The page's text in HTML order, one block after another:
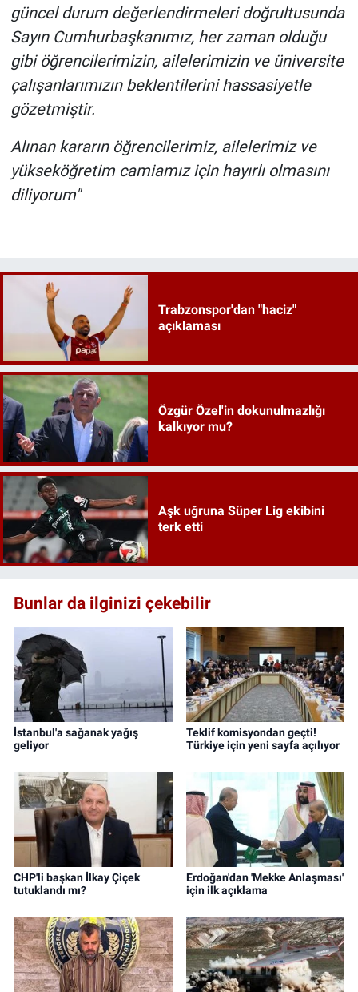
güncel durum değerlendirmeleri doğrultusunda
Sayın Cumhurbaşkanımız, her zaman olduğu
gibi öğrencilerimizin, ailelerimizin ve üniversite
çalışanlarımızın beklentilerini hassasiyetle
gözetmiştir.
Alınan kararın öğrencilerimiz, ailelerimiz ve
yükseköğretim camiamız için hayırlı olmasını
diliyorum"
Trabzonspor'dan "haciz"
açıklaması
Özgür Özel'in dokunulmazlığı
kalkıyor mu?
Aşk uğruna Süper Lig ekibini
terk etti
Bunlar da ilginizi çekebilir
İstanbul'a sağanak yağış
geliyor
Teklif komisyondan geçti!
Türkiye için yeni sayfa açılıyor
CHP'li başkan İlkay Çiçek
tutuklandı mı?
Erdoğan'dan 'Mekke Anlaşması'
için ilk açıklama